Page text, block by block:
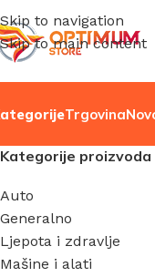
Skip to navigation
Skip to main content
Trgovina
Kategorije proizvoda
Auto
Generalno
Ljepota i zdravlje
Mašine i alati